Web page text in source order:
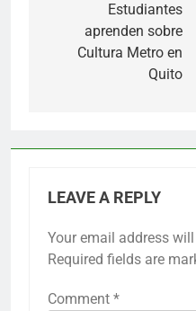
navigationEstudiantes
aprenden sobre
Cultura Metro en
Quito
LEAVE A REPLY
Your email address
Required fields are
Comment *